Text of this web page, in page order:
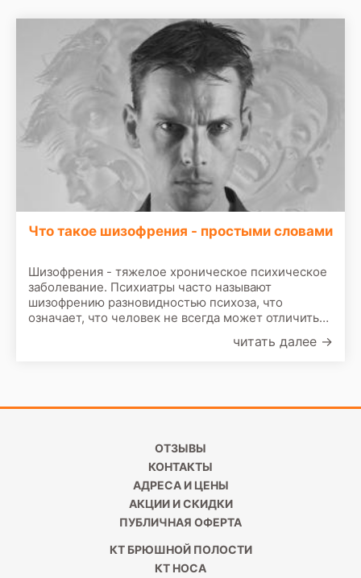
Что такое шизофрения - простыми словами
Шизофрения - тяжелое хроническое психическое
заболевание. Психиатры часто называют
шизофрению разновидностью психоза, что
означает, что человек не всегда может отличить
читать далее →
ОТЗЫВЫ
КОНТАКТЫ
АДРЕСА И ЦЕНЫ
АКЦИИ И СКИДКИ
ПУБЛИЧНАЯ ОФЕРТА
КТ БРЮШНОЙ ПОЛОСТИ
КТ НОСА